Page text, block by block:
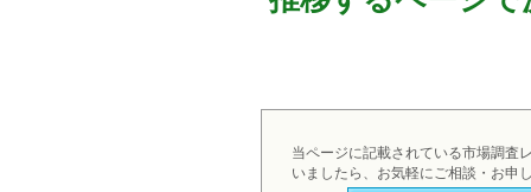
当ページに記載されている市場調査
いましたら、お気軽にご相談・お申